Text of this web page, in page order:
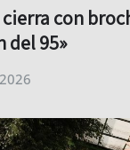
con
del 95»